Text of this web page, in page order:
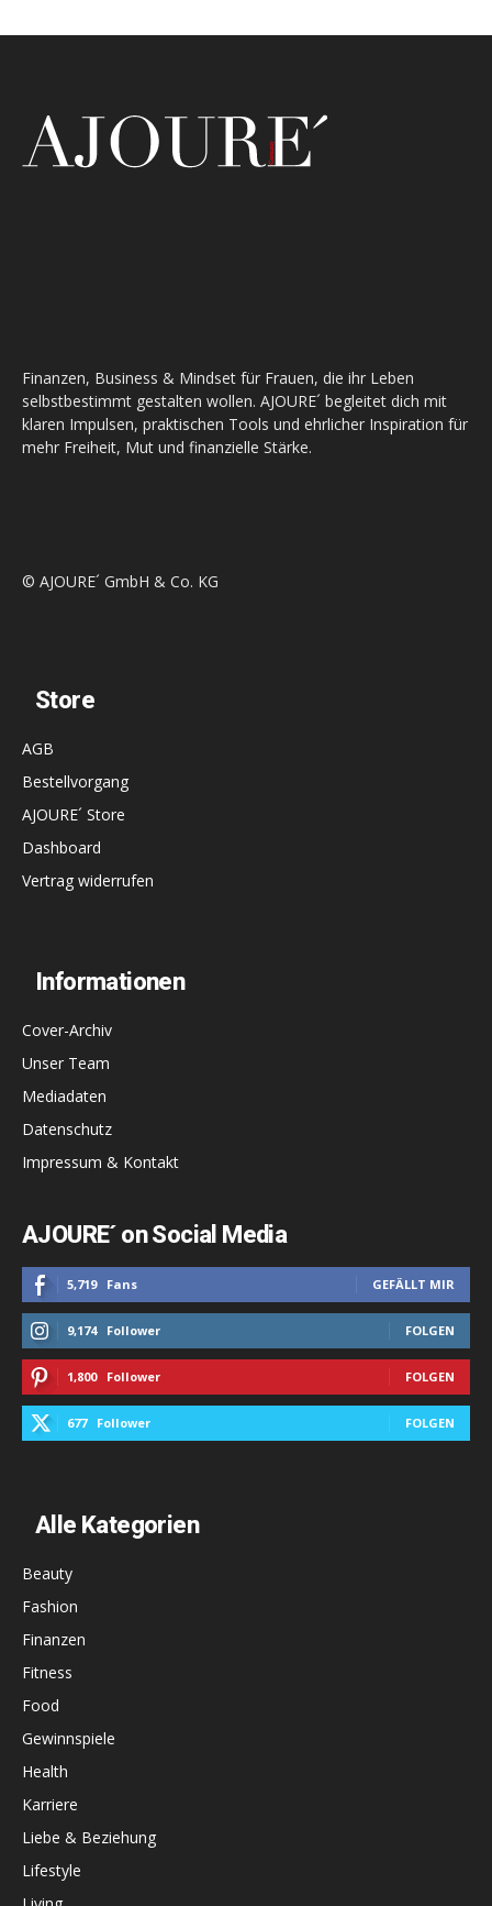
Finanzen, Business & Mindset für Frauen, die ihr Leben
selbstbestimmt gestalten wollen. AJOURE´ begleitet dich mit
klaren Impulsen, praktischen Tools und ehrlicher Inspiration für
mehr Freiheit, Mut und finanzielle Stärke.
© AJOURE´ GmbH & Co. KG
Store
AGB
Bestellvorgang
AJOURE´ Store
Dashboard
Vertrag widerrufen
Informationen
Cover-Archiv
Unser Team
Mediadaten
Datenschutz
Impressum & Kontakt
AJOURE´ on Social Media
5,719 Fans GEFÄLLT MIR
9,174 Follower FOLGEN
1,800 Follower FOLGEN
677 Follower FOLGEN
Alle Kategorien
Beauty
Fashion
Finanzen
Fitness
Food
Gewinnspiele
Health
Karriere
Liebe & Beziehung
Lifestyle